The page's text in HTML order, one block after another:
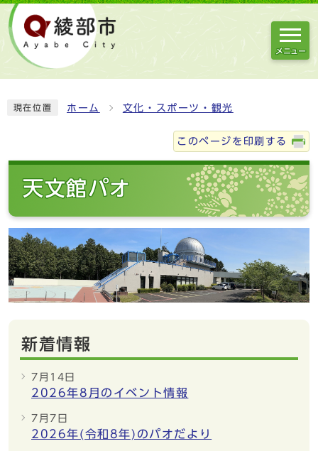
メニュー
現在位置 ホーム 文化・スポーツ・観光
このページを印刷する
天文館パオ
新着情報
7月14日
2026年8月のイベント情報
7月7日
2026年(令和8年)のパオだより